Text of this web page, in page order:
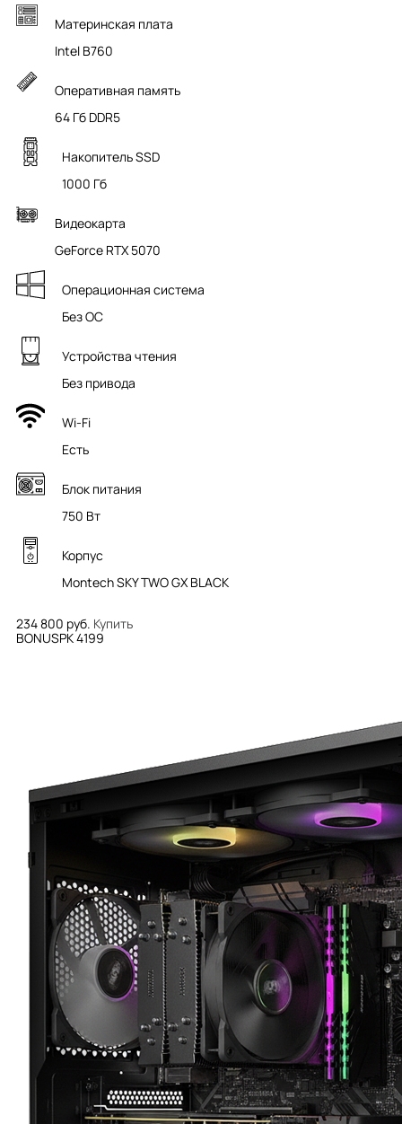
Материнская плата
Intel B760
Оперативная память
64 Гб DDR5
Накопитель SSD
1000 Гб
Видеокарта
GeForce RTX 5070
Операционная система
Без ОС
Устройства чтения
Без привода
Wi-Fi
Есть
Блок питания
750 Вт
Корпус
Montech SKY TWO GX BLACK
234 800 руб. Купить
BONUSPK 4199